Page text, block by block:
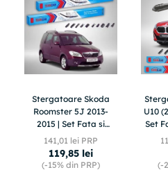
Stergatoare Skoda
Roomster 5J 2013-
2015 | Set Fata si
Spate Flat – TeamCar®
141,01lei PRP
119,85 lei
(-15%din PRP)
U10
Set
(-